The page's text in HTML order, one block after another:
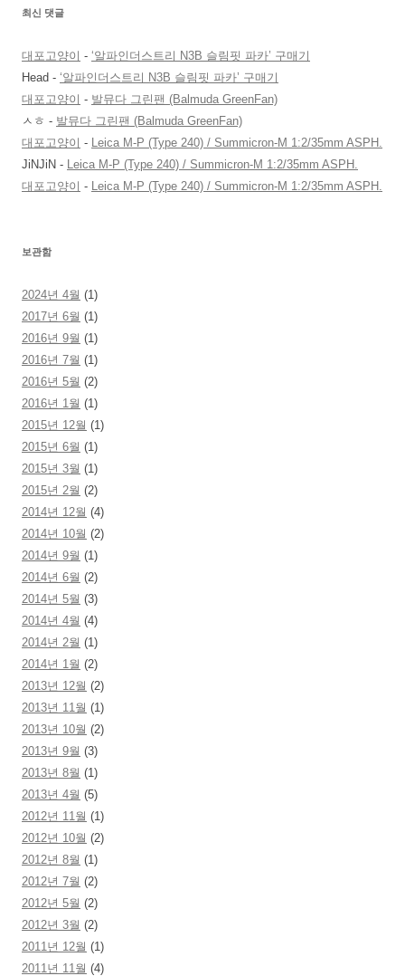
최신 댓글
대포고양이 - ‘알파인더스트리 N3B 슬림핏 파카’ 구매기
Head - ‘알파인더스트리 N3B 슬림핏 파카’ 구매기
대포고양이 - 발뮤다 그린팬 (Balmuda GreenFan)
ㅅㅎ - 발뮤다 그린팬 (Balmuda GreenFan)
대포고양이 - Leica M-P (Type 240) / Summicron-M 1:2/35mm ASPH.
JiNJiN - Leica M-P (Type 240) / Summicron-M 1:2/35mm ASPH.
대포고양이 - Leica M-P (Type 240) / Summicron-M 1:2/35mm ASPH.
보관함
2024년 4월 (1)
2017년 6월 (1)
2016년 9월 (1)
2016년 7월 (1)
2016년 5월 (2)
2016년 1월 (1)
2015년 12월 (1)
2015년 6월 (1)
2015년 3월 (1)
2015년 2월 (2)
2014년 12월 (4)
2014년 10월 (2)
2014년 9월 (1)
2014년 6월 (2)
2014년 5월 (3)
2014년 4월 (4)
2014년 2월 (1)
2014년 1월 (2)
2013년 12월 (2)
2013년 11월 (1)
2013년 10월 (2)
2013년 9월 (3)
2013년 8월 (1)
2013년 4월 (5)
2012년 11월 (1)
2012년 10월 (2)
2012년 8월 (1)
2012년 7월 (2)
2012년 5월 (2)
2012년 3월 (2)
2011년 12월 (1)
2011년 11월 (4)